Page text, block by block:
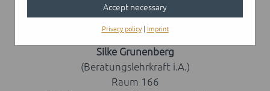
Accept necessary
Privacy policy| Imprint
Silke Grunenberg
(Beratungslehrkraft i.A.)
Raum 166